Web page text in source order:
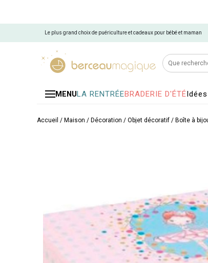
Le plus grand choix de puériculture et cadeaux pour bébé et maman
MENULA RENTRÉEBRADERIE D'ÉTÉ
Accueil / Maison / Décoration / Objet décoratif / Boîte à